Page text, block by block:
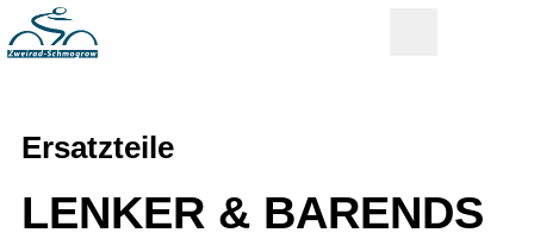
Ersatzteile
LENKER & BARENDS